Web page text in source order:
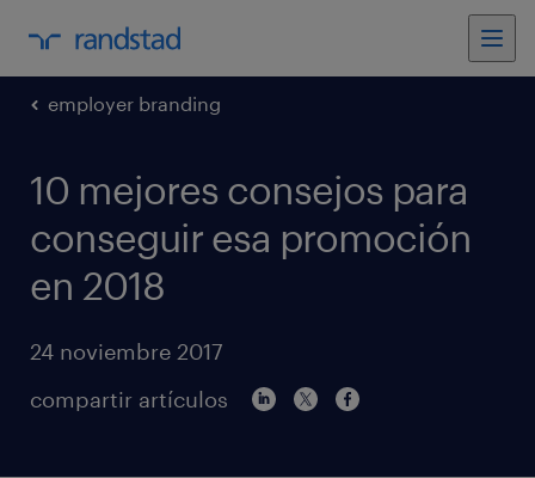
employer branding
10 mejores consejos para
conseguir esa promoción
en 2018
24 noviembre 2017
compartir artículos